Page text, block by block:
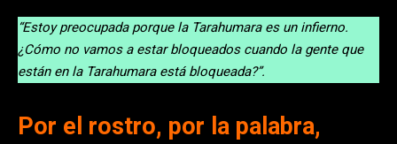
“Estoy preocupada porque la Tarahumara es un infierno.
¿Cómo no vamos a estar bloqueados cuando la gente que
están en la Tarahumara está bloqueada?”.
Por el rostro, por la palabra,